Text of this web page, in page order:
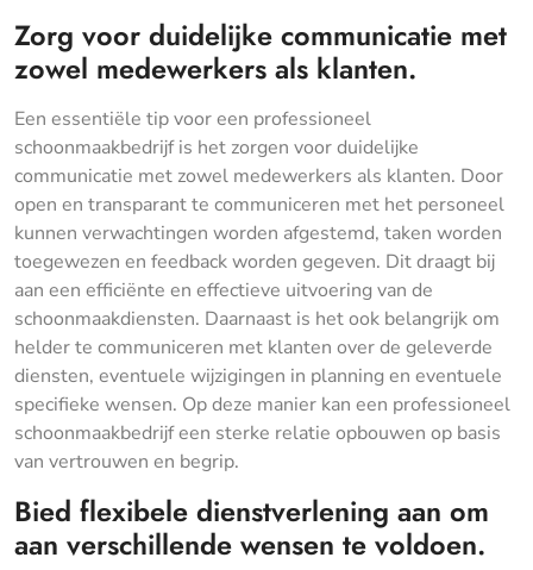
Zorg voor duidelijke communicatie met
zowel medewerkers als klanten.
Een essentiële tip voor een professioneel
schoonmaakbedrijf is het zorgen voor duidelijke
communicatie met zowel medewerkers als klanten. Door
open en transparant te communiceren met het personeel
kunnen verwachtingen worden afgestemd, taken worden
toegewezen en feedback worden gegeven. Dit draagt bij
aan een efficiënte en effectieve uitvoering van de
schoonmaakdiensten. Daarnaast is het ook belangrijk om
helder te communiceren met klanten over de geleverde
diensten, eventuele wijzigingen in planning en eventuele
specifieke wensen. Op deze manier kan een professioneel
schoonmaakbedrijf een sterke relatie opbouwen op basis
van vertrouwen en begrip.
Bied flexibele dienstverlening aan om
aan verschillende wensen te voldoen.